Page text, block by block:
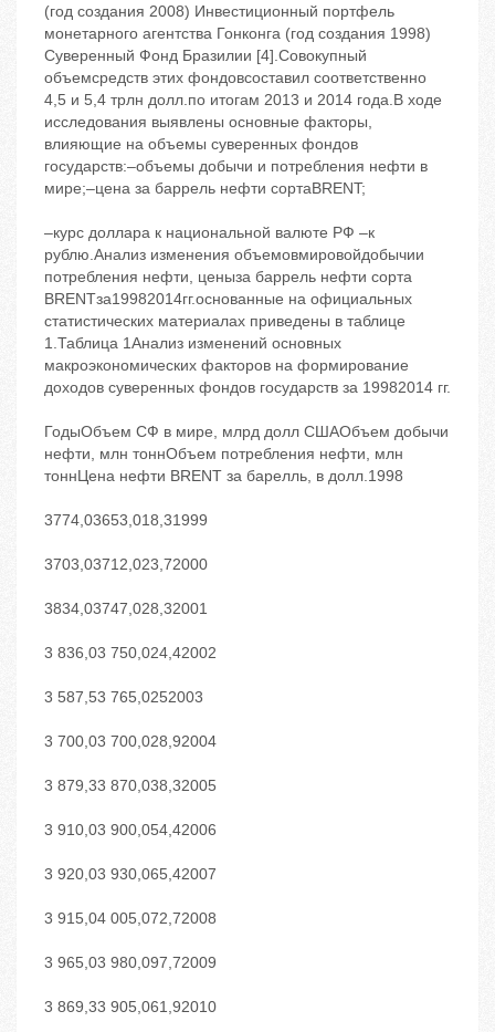
(год создания 2008) Инвестиционный портфель
монетарного агентства Гонконга (год создания 1998)
Суверенный Фонд Бразилии [4].Совокупный
объемсредств этих фондовсоставил соответственно
4,5 и 5,4 трлн долл.по итогам 2013 и 2014 года.В ходе
исследования выявлены основные факторы,
влияющие на объемы суверенных фондов
государств:–объемы добычи и потребления нефти в
мире;–цена за баррель нефти сортаBRENT;
–курс доллара к национальной валюте РФ –к
рублю.Анализ изменения объемовмировойдобычии
потребления нефти, ценыза баррель нефти сорта
BRENTза19982014гг.основанные на официальных
статистических материалах приведены в таблице
1.Таблица 1Анализ изменений основных
макроэкономических факторов на формирование
доходов суверенных фондов государств за 19982014 гг.
ГодыОбъем СФ в мире, млрд долл СШАОбъем добычи
нефти, млн тоннОбъем потребления нефти, млн
тоннЦена нефти BRENT за барелль, в долл.1998
3774,03653,018,31999
3703,03712,023,72000
3834,03747,028,32001
3 836,03 750,024,42002
3 587,53 765,0252003
3 700,03 700,028,92004
3 879,33 870,038,32005
3 910,03 900,054,42006
3 920,03 930,065,42007
3 915,04 005,072,72008
3 965,03 980,097,72009
3 869,33 905,061,92010